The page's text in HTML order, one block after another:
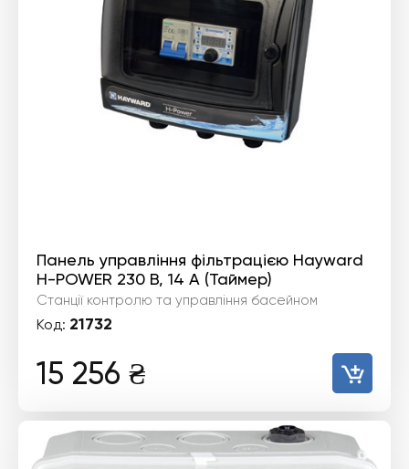
Панель управління фільтрацією Hayward
H-POWER 230 В, 14 A (Таймер)
Станції контролю та управління басейном
Код: 21732
15 256 ₴